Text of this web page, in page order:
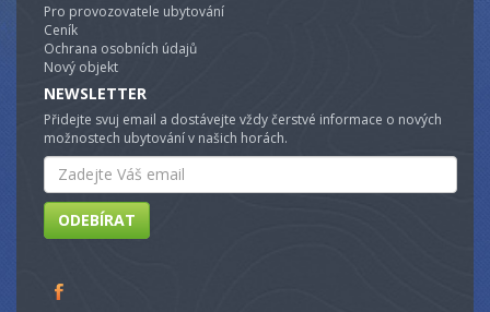
Pro provozovatele ubytování
Ceník
Ochrana osobních údajů
Nový objekt
NEWSLETTER
Přidejte svuj email a dostávejte vždy čerstvé informace o nových
možnostech ubytování v našich horách.
Email
ODEBÍRAT